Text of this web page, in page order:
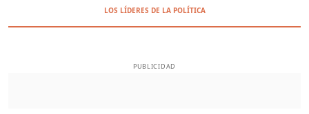
LOS LÍDERES DE LA POLÍTICA
PUBLICIDAD